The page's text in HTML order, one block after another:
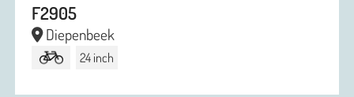
F2905
Diepenbeek
24 inch